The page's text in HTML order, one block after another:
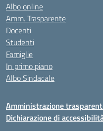
Albo online
Amm. Trasparente
Docenti
Studenti
Famiglie
In primo piano
Albo Sindacale
Amministrazione
Dichiarazione di